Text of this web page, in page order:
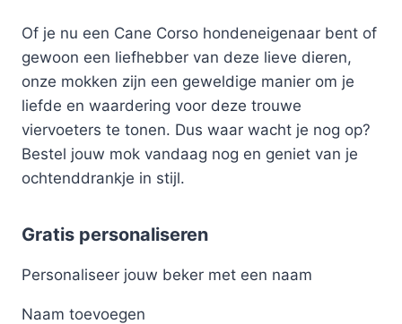
Of je nu een Cane Corso hondeneigenaar bent of
gewoon een liefhebber van deze lieve dieren,
onze mokken zijn een geweldige manier om je
liefde en waardering voor deze trouwe
viervoeters te tonen. Dus waar wacht je nog op?
Bestel jouw mok vandaag nog en geniet van je
ochtenddrankje in stijl.
Gratis personaliseren
Personaliseer jouw beker met een naam
Naam toevoegen